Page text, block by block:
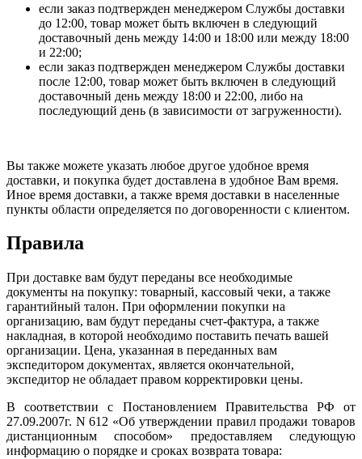
если заказ подтвержден менеджером Службы доставки
до 12:00, товар может быть включен в следующий
доставочный день между 14:00 и 18:00 или между 18:00
и 22:00;
если заказ подтвержден менеджером Службы доставки
после 12:00, товар может быть включен в следующий
доставочный день между 18:00 и 22:00, либо на
последующий день (в зависимости от загруженности).
Вы также можете указать любое другое удобное время
доставки, и покупка будет доставлена в удобное Вам время.
Иное время доставки, а также время доставки в населенные
пункты области определяется по договоренности с клиентом.
Правила
При доставке вам будут переданы все необходимые
документы на покупку: товарный, кассовый чеки, а также
гарантийный талон. При оформлении покупки на
организацию, вам будут переданы счет-фактура, а также
накладная, в которой необходимо поставить печать вашей
организации. Цена, указанная в переданных вам
экспедитором документах, является окончательной,
экспедитор не обладает правом корректировки цены.
В соответствии с Постановлением Правительства РФ от
27.09.2007г. N 612 «Об утверждении правил продажи товаров
дистанционным способом» предоставляем следующую
информацию о порядке и сроках возврата товара: